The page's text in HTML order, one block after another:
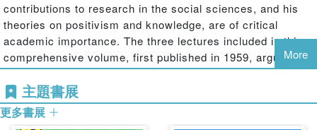
contributions to research in the social sciences, and his
theories on positivism and knowledge, are of critical
academic importance. The three lectures included in this
comprehensive volume, first published in 1959, argue for
Polanyis principle of tacit knowing as a fundamental
component of knowledge. They were intended to
accompany Polanyis earlier work,Personal Knowledge,
and as a tribute to the philosophical and educational work
More
主題書展
更多書展